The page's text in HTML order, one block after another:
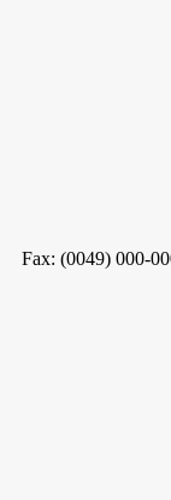
Fax: (0049) 000-